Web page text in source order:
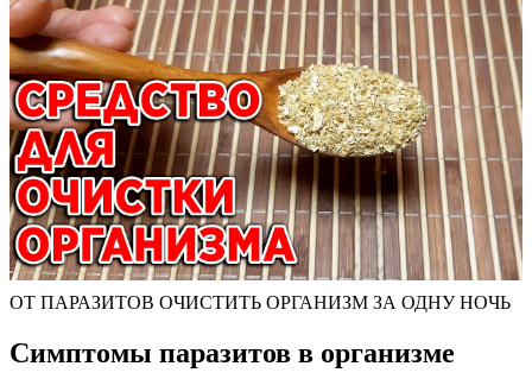
ОТ ПАРАЗИТОВ ОЧИСТИТЬ ОРГАНИЗМ ЗА ОДНУ НОЧЬ
Симптомы паразитов в организме